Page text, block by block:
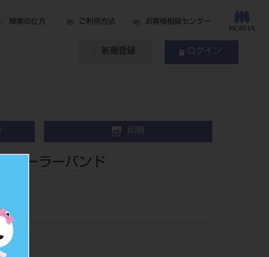
検索の仕方 ご利用方法 お客様相談センター
新規登録 ログイン
印刷
バンド